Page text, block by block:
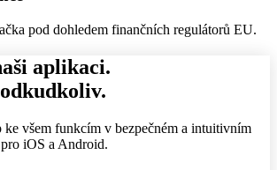
pod dohledem finančních regulátorů EU.
aplikaci.
ke všem funkcím v bezpečném a intuitivním
iOS a Android.